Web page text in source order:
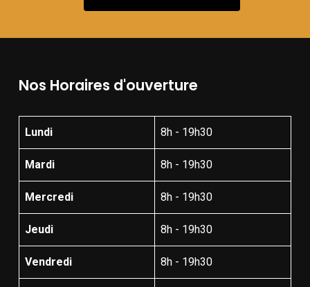
Nos Horaires d'ouverture
Lundi 8h - 19h30
Mardi 8h - 19h30
Mercredi 8h - 19h30
Jeudi 8h - 19h30
Vendredi 8h - 19h30